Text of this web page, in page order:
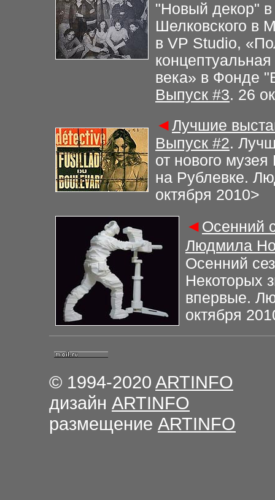
"Новый декор"
Шелковского в
в VP Studio,
века» в Фонде "
Выпуск #3. 26
◄Лучшие
Выпуск #2.
от нового
на Рублевке.
октября 2010>
◄ Осенний
Людмила
Осенний
Некоторых
впервые.
октября
© 1994-2020 ARTINFO
дизайн ARTINFO
размещение ARTINFO